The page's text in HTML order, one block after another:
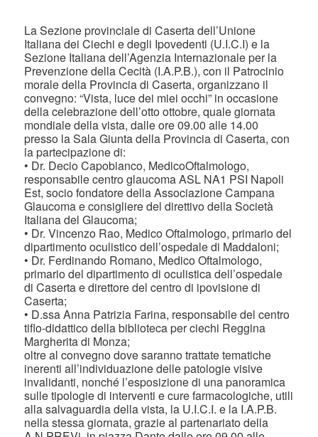
La Sezione provinciale di Caserta dell’Unione
Italiana dei Ciechi e degli Ipovedenti (U.I.C.I) e la
Sezione Italiana dell’Agenzia Internazionale per la
Prevenzione della Cecità (I.A.P.B.), con il Patrocinio
morale della Provincia di Caserta, organizzano il
convegno: “Vista, luce dei miei occhi” in occasione
della celebrazione dell’otto ottobre, quale giornata
mondiale della vista, dalle ore 09.00 alle 14.00
presso la Sala Giunta della Provincia di Caserta, con
la partecipazione di:
• Dr. Decio Capobianco, MedicoOftalmologo,
responsabile centro glaucoma ASL NA1 PSI Napoli
Est, socio fondatore della Associazione Campana
Glaucoma e consigliere del direttivo della Società
Italiana del Glaucoma;
• Dr. Vincenzo Rao, Medico Oftalmologo, primario del
dipartimento oculistico dell’ospedale di Maddaloni;
• Dr. Ferdinando Romano, Medico Oftalmologo,
primario del dipartimento di oculistica dell’ospedale
di Caserta e direttore del centro di ipovisione di
Caserta;
• D.ssa Anna Patrizia Farina, responsabile del centro
tiflo-didattico della biblioteca per ciechi Reggina
Margherita di Monza;
oltre al convegno dove saranno trattate tematiche
inerenti all’individuazione delle patologie visive
invalidanti, nonché l’esposizione di una panoramica
sulle tipologie di interventi e cure farmacologiche, utili
alla salvaguardia della vista, la U.I.C.I. e la I.A.P.B.
nella stessa giornata, grazie al partenariato della